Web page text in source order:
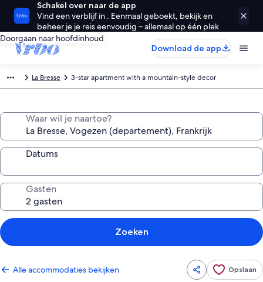
Schakel over naar de app
Vind een verblijf in . Eenmaal geboekt, bekijk en
beheer je je reis eenvoudig – allemaal op één plek
Doorgaan naar hoofdinhoud
Download de app
La Bresse 3-star apartment with a mountain-style decor
Waar wil je naartoe?
Datums
Gasten
Zoeken
Alle accommodaties bekijken Opslaan